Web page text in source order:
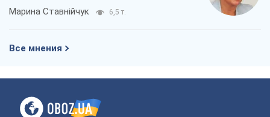
Марина Ставнійчук 6,5 т.
Все мнения